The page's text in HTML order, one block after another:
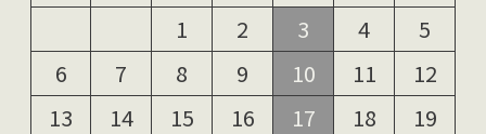
1
2 3 4
5
6
7 8 9 10 11
12
13
14 15 16 17 18
19